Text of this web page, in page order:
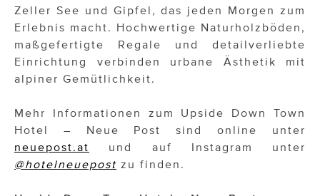
Zeller See und Gipfel, das jeden Morgen zum
Erlebnis macht. Hochwertige Naturholzböden,
maßgefertigte Regale und detailverliebte
Einrichtung verbinden urbane Ästhetik mit
alpiner Gemütlichkeit.
Mehr Informationen zum Upside Down Town
Hotel – Neue Post sind online unter
neuepost.at
und auf Instagram unter
@hotelneuepost zu finden.